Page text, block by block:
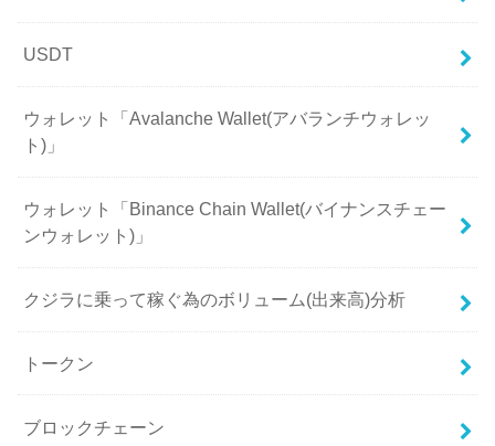
USDT
ウォレット「Avalanche Wallet(アバランチウォレッ
ト)」
ウォレット「Binance Chain Wallet(バイナンスチェー
ンウォレット)」
クジラに乗って稼ぐ為のボリューム(出来高)分析
トークン
ブロックチェーン